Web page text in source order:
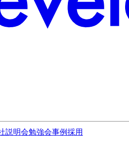
説明会勉強会事例採用